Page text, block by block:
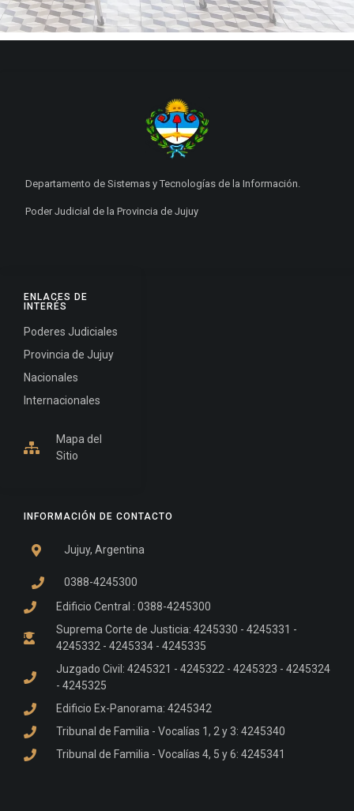
INFORMACIÓN DE CONTACTO
Jujuy, Argentina
0388-4245300
Edificio Central : 0388-4245300
Suprema Corte de Justicia: 4245330 - 4245331 -
4245332 - 4245334 - 4245335
Juzgado Civil: 4245321 - 4245322 - 4245323 - 4245324
- 4245325
Edificio Ex-Panorama: 4245342
Tribunal de Familia - Vocalías 1, 2 y 3: 4245340
Tribunal de Familia - Vocalías 4, 5 y 6: 4245341
ENLACES DE
INTERÉS
Poderes Judiciales
Provincia de Jujuy
Nacionales
Internacionales
Mapa del
Sitio
Departamento de Sistemas y Tecnologías de la Información.
Poder Judicial de la Provincia de Jujuy